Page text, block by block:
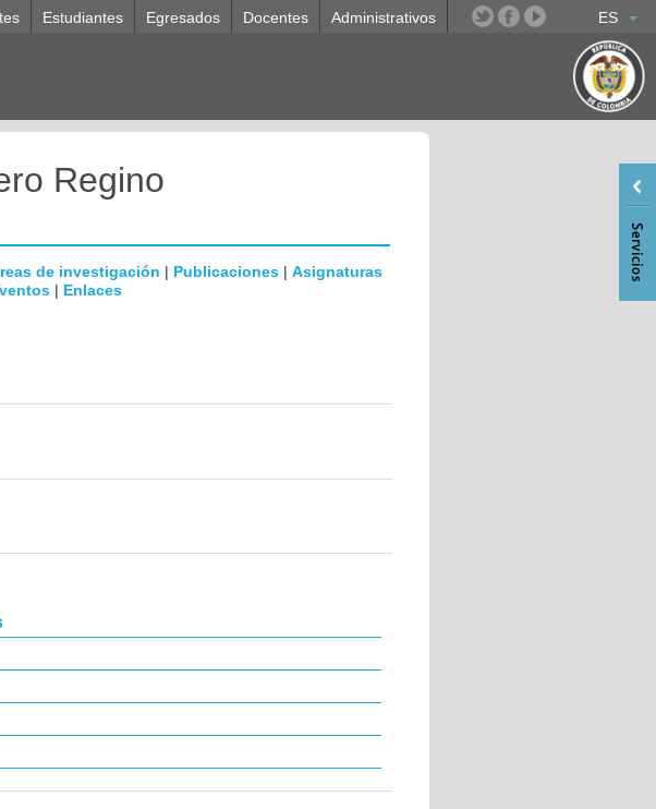
ES
Estudiantes Egresados Docentes Administrativos
Regino
de investigación | Publicaciones | Asignaturas
| Enlaces